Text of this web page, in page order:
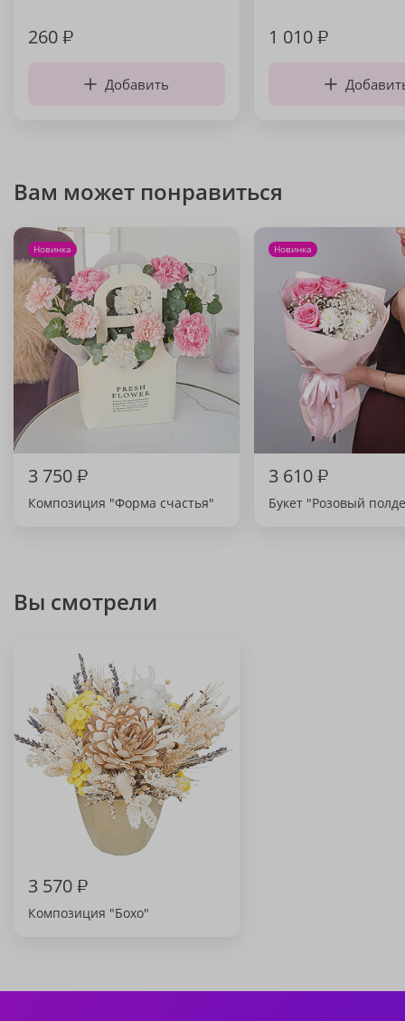
260₽
Добавить
1 010₽
Вам может понравиться
Новинка
3 750₽
Композиция "Форма счастья"
Новинка
3 610₽
Букет "Розовый
Вы смотрели
3 570₽
Композиция "Бохо"